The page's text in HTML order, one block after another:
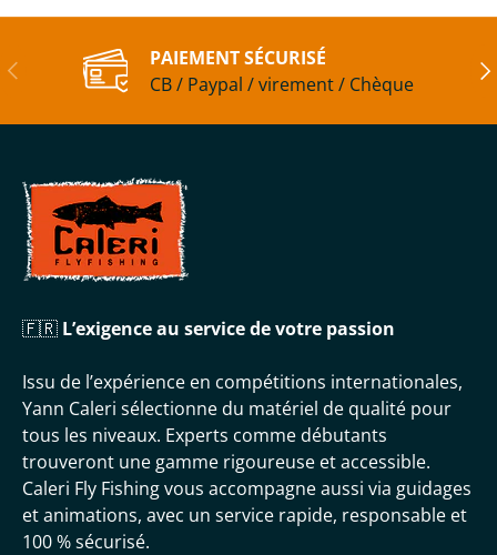
Précédent
PAIEMENT SÉCURISÉ
CB / Paypal / virement / Chèque
🇫🇷 L’exigence au service de votre passion
Issu de l’expérience en compétitions internationales,
Yann Caleri sélectionne du matériel de qualité pour
tous les niveaux. Experts comme débutants
trouveront une gamme rigoureuse et accessible.
Caleri Fly Fishing vous accompagne aussi via guidages
et animations, avec un service rapide, responsable et
100 % sécurisé.